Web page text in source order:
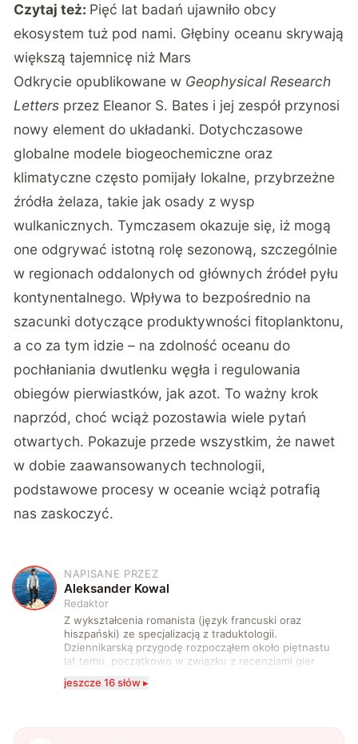
Czytaj też: Pięć lat badań ujawniło obcy
ekosystem tuż pod nami. Głębiny oceanu skrywają
większą tajemnicę niż Mars
Odkrycie opublikowane w Geophysical Research
Letters przez Eleanor S. Bates i jej zespół przynosi
nowy element do układanki. Dotychczasowe
globalne modele biogeochemiczne oraz
klimatyczne często pomijały lokalne, przybrzeżne
źródła żelaza, takie jak osady z wysp
wulkanicznych. Tymczasem okazuje się, iż mogą
one odgrywać istotną rolę sezonową, szczególnie
w regionach oddalonych od głównych źródeł pyłu
kontynentalnego. Wpływa to bezpośrednio na
szacunki dotyczące produktywności fitoplanktonu,
a co za tym idzie – na zdolność oceanu do
pochłaniania dwutlenku węgła i regulowania
obiegów pierwiastków, jak azot. To ważny krok
naprzód, choć wciąż pozostawia wiele pytań
otwartych. Pokazuje przede wszystkim, że nawet
w dobie zaawansowanych technologii,
podstawowe procesy w oceanie wciąż potrafią
nas zaskoczyć.
A
NAPISANE PRZEZ
Aleksander Kowal
Redaktor
Z wykształcenia romanista (język francuski oraz
hiszpański) ze specjalizacją z traduktologii.
Dziennikarską przygodę rozpocząłem około piętnastu
lat temu, początkowo w związku z recenzjami gier
komputerowych i filmów. Obecnie publikuję
zdecydowanie częściej na tematy związane z nauką
także uprawiać oraz oglądać sport.
jeszcze 16 słów ▸